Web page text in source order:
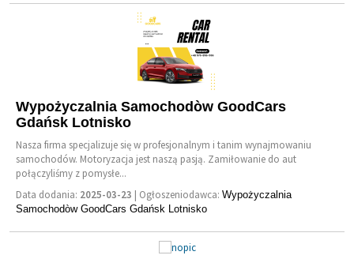
Wypożyczalnia Samochodòw GoodCars
Gdańsk Lotnisko
Nasza firma specjalizuje się w profesjonalnym i tanim wynajmowaniu
samochodów. Motoryzacja jest naszą pasją. Zamiłowanie do aut
połączyliśmy z pomysłe...
Data dodania: 2025-03-23 | Ogłoszeniodawca:Wypożyczalnia
Samochodòw GoodCars Gdańsk Lotnisko